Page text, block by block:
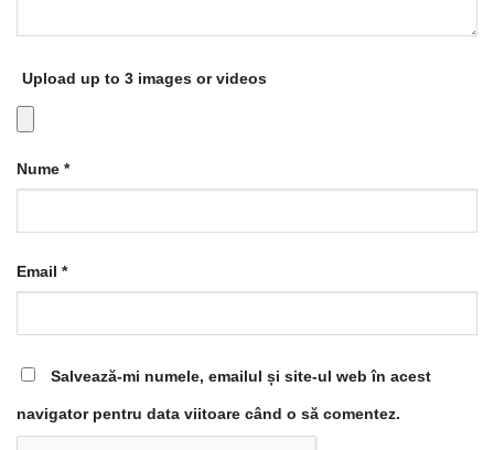
Upload up to 3 images or videos
Nume *
Email *
Salvează-mi numele, emailul și site-ul web în acest
navigator pentru data viitoare când o să comentez.